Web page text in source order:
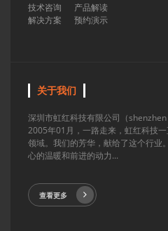
技术咨询
产品解读
解决方案
预约演示
关于我们
深圳市虹红科技有限公司（
2005年01月，一路走来，虹红科技
领域。我们的芳华，献给了这个行业
心的温暖和前进的动力...
查看更多